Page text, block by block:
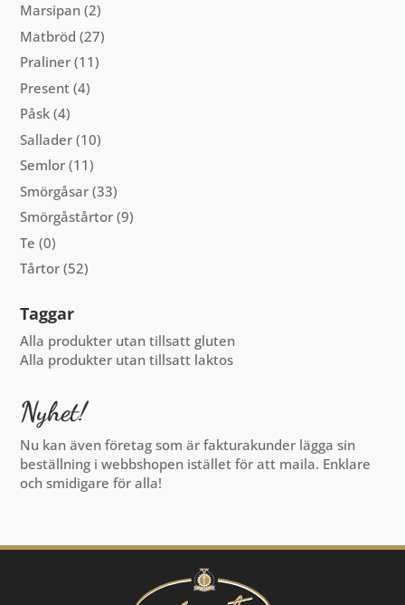
Marsipan (2)
Matbröd (27)
Praliner (11)
Present (4)
Påsk (4)
Sallader (10)
Semlor (11)
Smörgåsar (33)
Smörgåstårtor (9)
Te (0)
Tårtor (52)
Taggar
Alla produkter utan tillsatt gluten
Alla produkter utan tillsatt laktos
Nyhet!
Nu kan även företag som är fakturakunder lägga sin
beställning i webbshopen istället för att maila. Enklare
och smidigare för alla!